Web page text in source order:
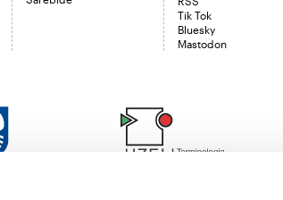
Tik Tok
Bluesky
Mastodon